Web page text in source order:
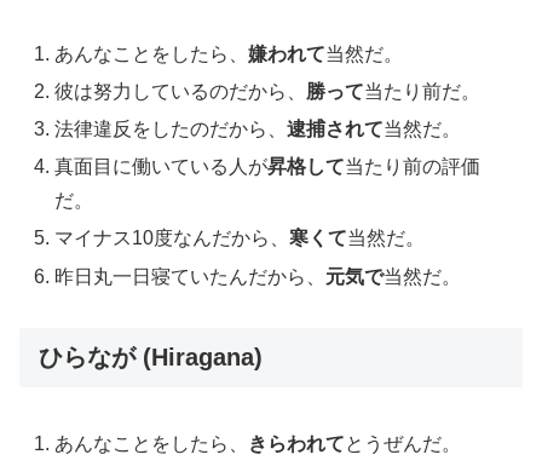
あんなことをしたら、嫌われて当然だ。
彼は努力しているのだから、 勝って当たり前だ。
法律違反をしたのだから、逮捕されて当然だ。
真面目に働いている人が昇格して当たり前の評価
だ。
マイナス10度なんだから、寒くて当然だ。
昨日丸一日寝ていたんだから、 元気で当然だ。
ひらなが (Hiragana)
あんなことをしたら、 きらわれてとうぜんだ。